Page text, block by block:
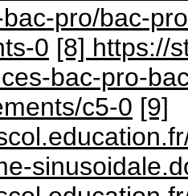
pro/bac-
0 [8] https://
bac-pro-
c5-0 [9]